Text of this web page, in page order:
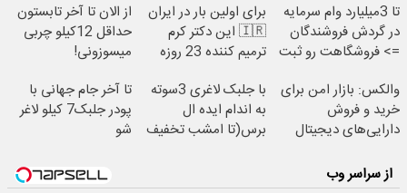
تا 3میلیارد وام سرمایه
در گردش فروشندگان
=> فروشگاهت رو ثبت
برای اولین بار در ایران
🇮🇷 این دکتر کرم
ترمیم کننده 23 روزه
از الان تا آخر تابستون
حداقل 12کیلو چربی
میسوزونی!
والکس: بازار امن برای
خرید و فروش
دارایی‌های دیجیتال
با جلبک لاغری 3سوته
به اندام ایده ال
برس(تا امشب تخفیف
تا آخر جام جهانی با
پودر جلبک7 کیلو لاغر
شو
از سراسر وب